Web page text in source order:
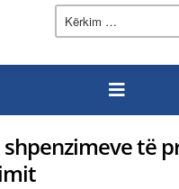
Kërko
shpenzimeve të